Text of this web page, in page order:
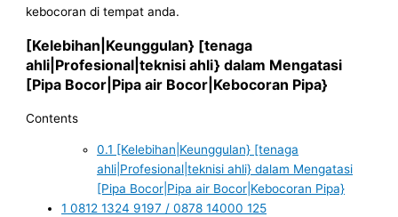
kebocoran di tempat anda.
[Kelebihan|Keunggulan} [tenaga
ahli|Profesional|teknisi ahli} dalam Mengatasi
[Pipa Bocor|Pipa air Bocor|Kebocoran Pipa}
Contents
0.1 [Kelebihan|Keunggulan} [tenaga
ahli|Profesional|teknisi ahli} dalam Mengatasi
[Pipa Bocor|Pipa air Bocor|Kebocoran Pipa}
1 0812 1324 9197 / 0878 14000 125